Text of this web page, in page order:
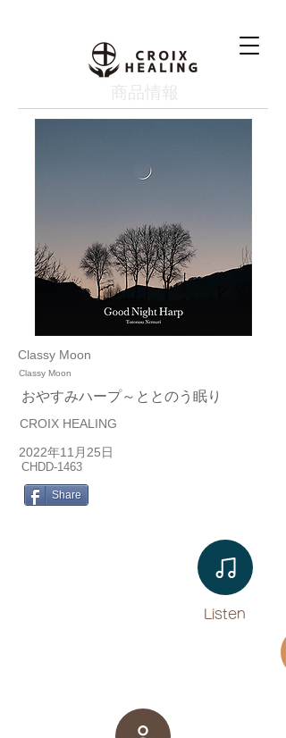
​商品情報
Classy Moon
Classy Moon
おやすみハープ～ととのう眠り
CROIX HEALING
2022年11月25日
CHDD-1463
Share
Listen​